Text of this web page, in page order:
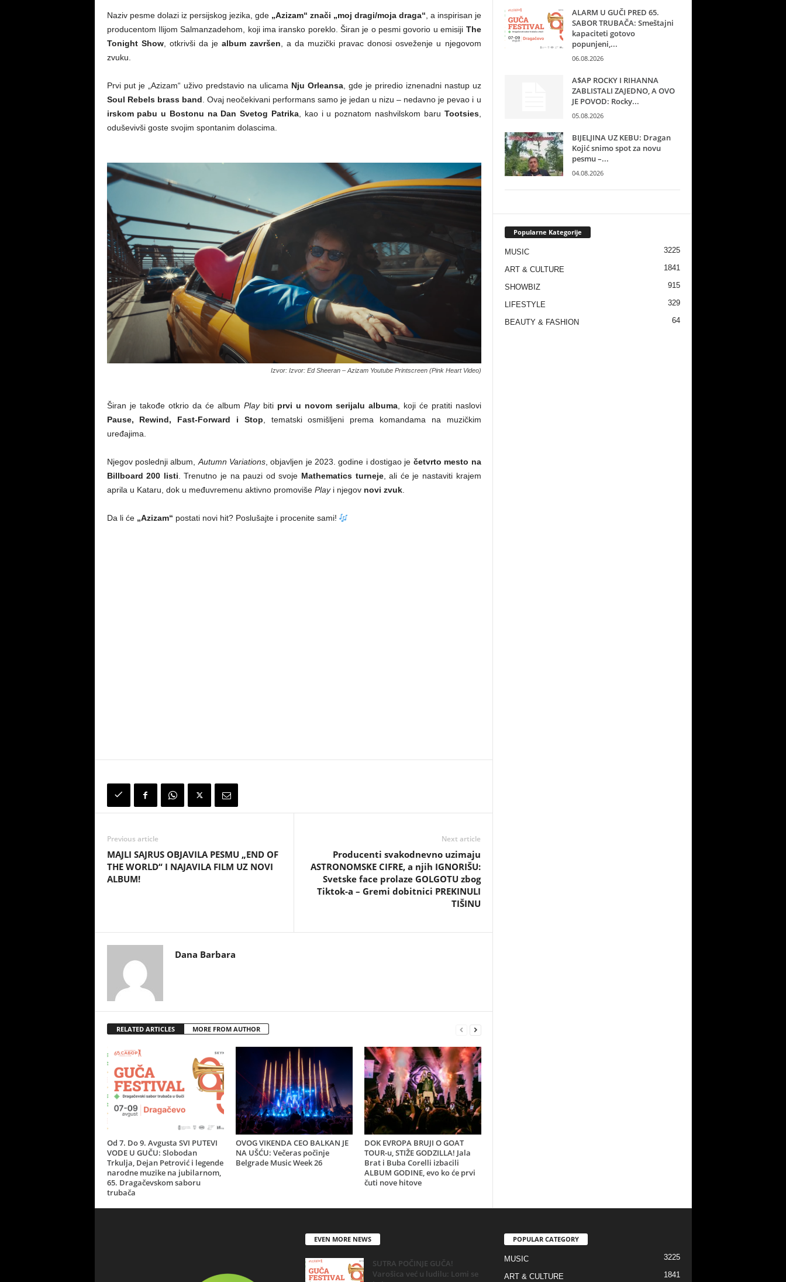
Naziv pesme dolazi iz persijskog jezika, gde „Azizam“ znači „moj dragi/moja draga“ , a inspirisan je
producentom Ilijom Salmanzadehom, koji ima iransko poreklo. Širan je o pesmi govorio u emisiji The
Tonight Show, otkrivši da je album završen , a da muzički pravac donosi osveženje u njegovom
zvuku.
Prvi put je „Azizam“ uživo predstavio na ulicama Nju Orleansa, gde je priredio iznenadni nastup uz
Soul Rebels brass band . Ovaj neočekivani performans samo je jedan u nizu – nedavno je pevao i u
irskom pabu u Bostonu na Dan Svetog Patrika , kao i u poznatom nashvilskom baru Tootsies,
oduševivši goste svojim spontanim dolascima.
Izvor: Izvor: Ed Sheeran – Azizam Youtube Printscreen (Pink Heart Video)
Širan je takođe otkrio da će album Playbiti prvi u novom serijalu albuma, koji će pratiti naslovi
Pause, Rewind, Fast-Forward i Stop , tematski osmišljeni prema komandama na muzičkim
uređajima.
Njegov poslednji album, Autumn Variations, objavljen je 2023. godine i dostigao je četvrto mesto na
Billboard 200 listi . Trenutno je na pauzi od svoje Mathematics turneje, ali će je nastaviti krajem
aprila u Kataru, dok u međuvremenu aktivno promoviše Playi njegov novi zvuk.
Da li će „Azizam“ postati novi hit? Poslušajte i procenite sami!
Previous article
MAJLI SAJRUS OBJAVILA PESMU „END OF
THE WORLD“ I NAJAVILA FILM UZ NOVI
ALBUM!
Next article
Producenti svakodnevno uzimaju
ASTRONOMSKE CIFRE, a njih IGNORIŠU:
Svetske face prolaze GOLGOTU zbog
Tiktok-a – Gremi dobitnici PREKINULI
TIŠINU
Dana Barbara
RELATED ARTICLES MORE FROM AUTHOR
Od 7. Do 9. Avgusta SVI PUTEVI
VODE U GUČU: Slobodan
Trkulja, Dejan Petrović i legende
narodne muzike na jubilarnom,
65. Dragačevskom saboru
trubača
OVOG VIKENDA CEO BALKAN JE
NA UŠĆU: Večeras počinje
Belgrade Music Week 26
DOK EVROPA BRUJI O GOAT
TOUR-u, STIŽE GODZILLA! Jala
Brat i Buba Corelli izbacili
ALBUM GODINE, evo ko će prvi
čuti nove hitove
ALARM U GUČI PRED 65.
SABOR TRUBAČA: Smeštajni
kapaciteti gotovo
popunjeni,...
06.08.2026
A$AP ROCKY I RIHANNA
ZABLISTALI ZAJEDNO, A OVO
JE POVOD: Rocky...
05.08.2026
BIJELJINA UZ KEBU: Dragan
Kojić snimo spot za novu
pesmu –...
04.08.2026
Popularne Kategorije
MUSIC 3225
ART & CULTURE 1841
SHOWBIZ 915
LIFESTYLE 329
BEAUTY & FASHION 64
EVEN MORE NEWS
SUTRA POČINJE GUČA!
Varošica već u ludilu: Lomi se
POPULAR CATEGORY
MUSIC 3225
ART & CULTURE 1841